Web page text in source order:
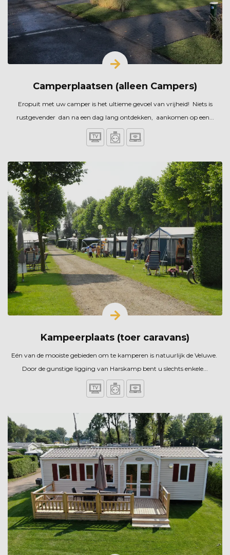
Camperplaatsen (alleen Campers)
Eropuit met uw camper is het ultieme gevoel van vrijheid! Niets is
rustgevender dan na een dag lang ontdekken, aankomen op een...
Kampeerplaats (toer caravans)
Eén van de mooiste gebieden om te kamperen is natuurlijk de Veluwe.
Door de gunstige ligging van Harskamp bent u slechts enkele...